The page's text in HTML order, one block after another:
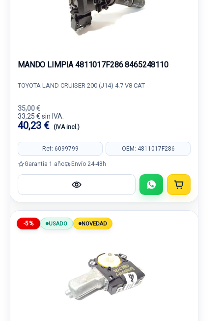
MANDO LIMPIA 4811017F286 8465248110
TOYOTA LAND CRUISER 200 (J14) 4.7 V8 CAT
35,00 €
33,25 € sin IVA.
40,23 € (IVA incl.)
Ref: 6099799 OEM: 4811017F286
Garantía 1 año Envío 24-48h
-5% USADO NOVEDAD